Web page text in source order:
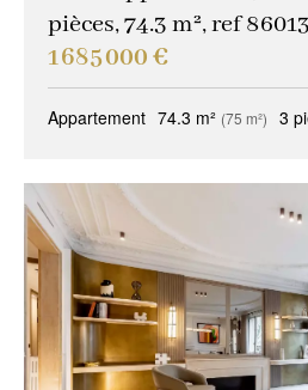
pièces, 74.3 m², ref
1 685 000 €
Appartement 74.3 m² (75 m²) 3